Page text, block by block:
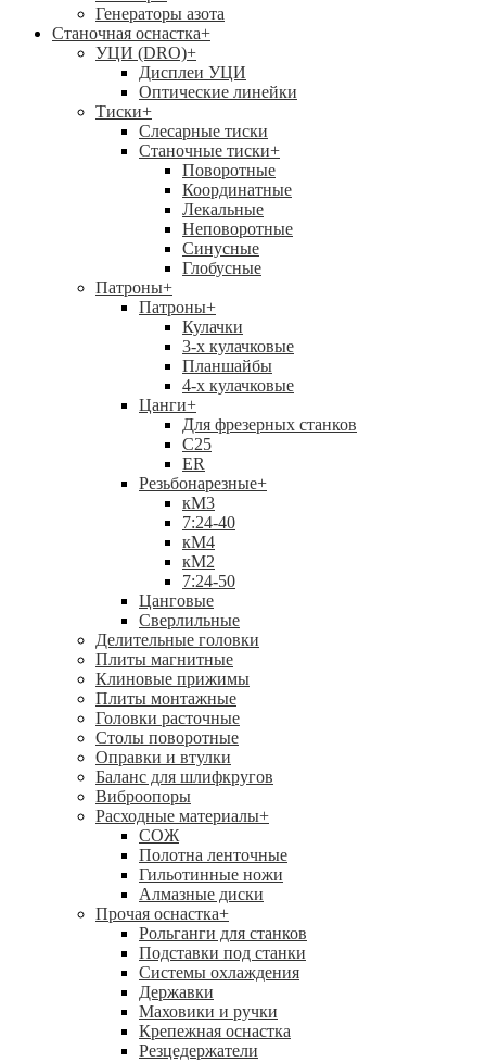
Генераторы азота
Станочная оснастка+
УЦИ (DRO)+
Дисплеи УЦИ
Оптические линейки
Тиски+
Слесарные тиски
Станочные тиски+
Поворотные
Координатные
Лекальные
Неповоротные
Синусные
Глобусные
Патроны+
Патроны+
Кулачки
3-х кулачковые
Планшайбы
4-х кулачковые
Цанги+
Для фрезерных станков
С25
ER
Резьбонарезные+
кМ3
7:24-40
кМ4
кМ2
7:24-50
Цанговые
Сверлильные
Делительные головки
Плиты магнитные
Клиновые прижимы
Плиты монтажные
Головки расточные
Столы поворотные
Оправки и втулки
Баланс для шлифкругов
Виброопоры
Расходные материалы+
СОЖ
Полотна ленточные
Гильотинные ножи
Алмазные диски
Прочая оснастка+
Рольганги для станков
Подставки под станки
Системы охлаждения
Державки
Маховики и ручки
Крепежная оснастка
Резцедержатели